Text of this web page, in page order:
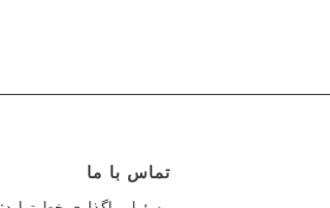
تماس با ما